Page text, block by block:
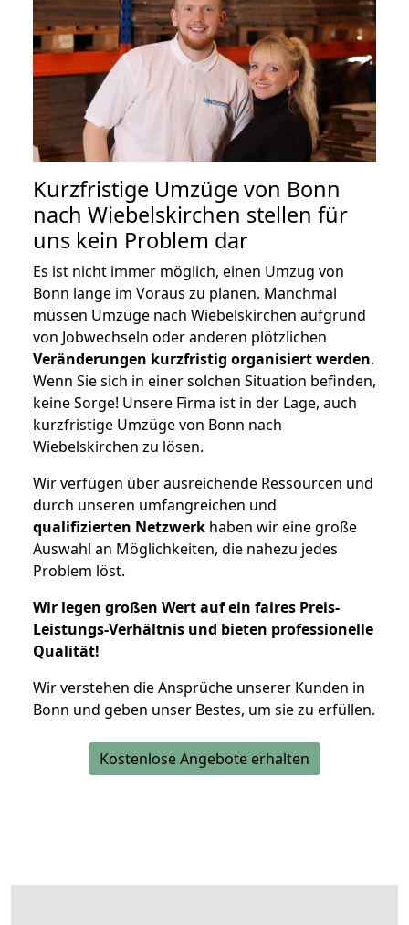
Kurzfristige Umzüge von Bonn
nach Wiebelskirchen stellen für
uns kein Problem dar
Es ist nicht immer möglich, einen Umzug von
Bonn lange im Voraus zu planen. Manchmal
müssen Umzüge nach Wiebelskirchen aufgrund
von Jobwechseln oder anderen plötzlichen
Veränderungen kurzfristig organisiert werden.
Wenn Sie sich in einer solchen Situation befinden,
keine Sorge! Unsere Firma ist in der Lage, auch
kurzfristige Umzüge von Bonn nach
Wiebelskirchen zu lösen.
Wir verfügen über ausreichende Ressourcen und
durch unseren umfangreichen und
qualifizierten Netzwerk haben wir eine große
Auswahl an Möglichkeiten, die nahezu jedes
Problem löst.
Wir legen großen Wert auf ein faires Preis-
Leistungs-Verhältnis und bieten professionelle
Qualität!
Wir verstehen die Ansprüche unserer Kunden in
Bonn und geben unser Bestes, um sie zu erfüllen.
Kostenlose Angebote erhalten